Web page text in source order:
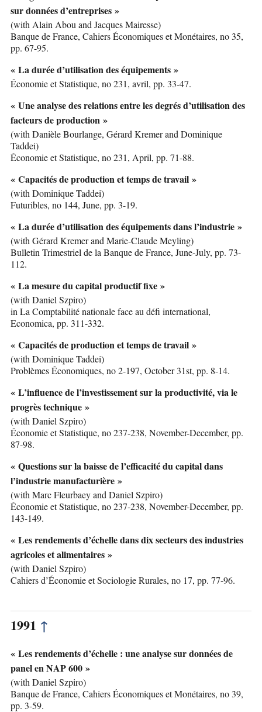
sur données d’entreprises »
(with Alain Abou and Jacques Mairesse)
Banque de France, Cahiers Économiques et Monétaires, no 35,
pp. 67-95.
« La durée d’utilisation des équipements »
Économie et Statistique, no 231, avril, pp. 33-47.
« Une analyse des relations entre les degrés d’utilisation des
facteurs de production »
(with Danièle Bourlange, Gérard Kremer and Dominique
Taddei)
Économie et Statistique, no 231, April, pp. 71-88.
« Capacités de production et temps de travail »
(with Dominique Taddei)
Futuribles, no 144, June, pp. 3-19.
« La durée d’utilisation des équipements dans l’industrie »
(with Gérard Kremer and Marie-Claude Meyling)
Bulletin Trimestriel de la Banque de France, June-July, pp. 73-
112.
« La mesure du capital productif fixe »
(with Daniel Szpiro)
in La Comptabilité nationale face au défi international,
Economica, pp. 311-332.
« Capacités de production et temps de travail »
(with Dominique Taddei)
Problèmes Économiques, no 2-197, October 31st, pp. 8-14.
« L’influence de l’investissement sur la productivité, via le
progrès technique »
(with Daniel Szpiro)
Économie et Statistique, no 237-238, November-December, pp.
87-98.
« Questions sur la baisse de l’efficacité du capital dans
l’industrie manufacturière »
(with Marc Fleurbaey and Daniel Szpiro)
Économie et Statistique, no 237-238, November-December, pp.
143-149.
« Les rendements d’échelle dans dix secteurs des industries
agricoles et alimentaires »
(with Daniel Szpiro)
Cahiers d’Économie et Sociologie Rurales, no 17, pp. 77-96.
1991 ↑
« Les rendements d’échelle : une analyse sur données de
panel en NAP 600 »
(with Daniel Szpiro)
Banque de France, Cahiers Économiques et Monétaires, no 39,
pp. 3-59.